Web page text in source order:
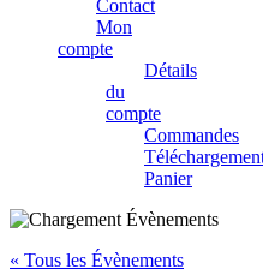
Contact
Mon
compte
Détails
du
compte
Commandes
Panier
« Tous les Évènements